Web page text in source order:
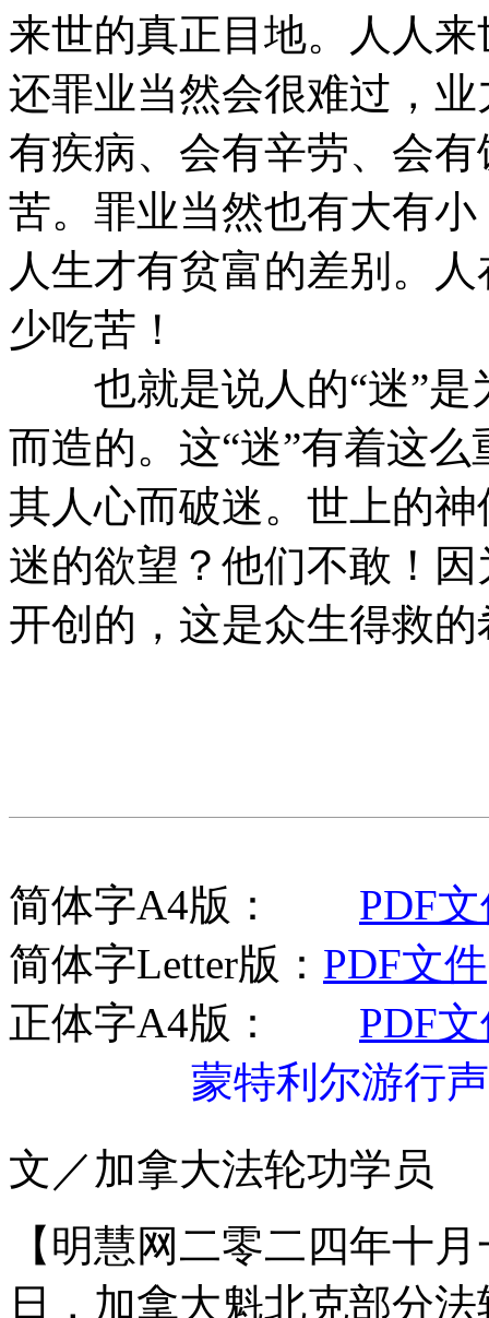
来世的真正目地。人人
还罪业当然会很难过，
有疾病、会有辛劳、会
苦。罪业当然也有大有
人生才有贫富的差别。
少吃苦！
也就是说人的“迷”是
而造的。这“迷”有着这
其人心而破迷。世上的
迷的欲望？他们不敢！
开创的，这是众生得救的
简体字A4版： PDF
简体字Letter版： PDF文件
正体字A4版： PDF
蒙特利尔游行
文／加拿大法轮功学员
【明慧网二零二四年十
日，加拿大魁北克部分